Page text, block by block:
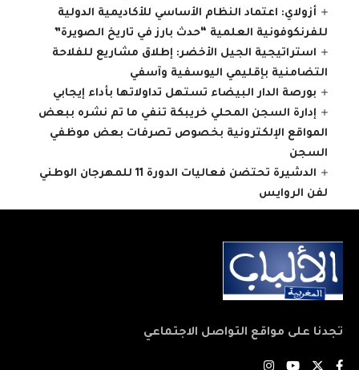
أزولاي: اعتماد النظام الأساسي للأكاديمية الدولية
للفرنكوفونية العلمية “حدث بارز في تاريخ الصويرة”
استراتيجية الجيل الأخضر: إطلاق مشاريع للفلاحة
التضامنية بإقليمي اليوسفية وآسفي
بورصة الدار البيضاء تستهل تداولاتها بأداء إيجابي
إدارة السجن المحلي خريبكة تنفي ما تم نشره ببعض
المواقع الإلكترونية بخصوص تصرفات بعض موظفي
السجن
الدشيرة تحتضن فعاليات الدورة 11 للمهرجان الوطني
لفن الروايس
تجدنا على مواقع التواصل الاجتماعي